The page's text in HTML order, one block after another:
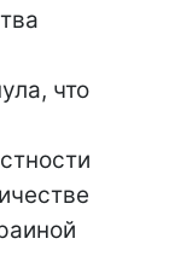
что